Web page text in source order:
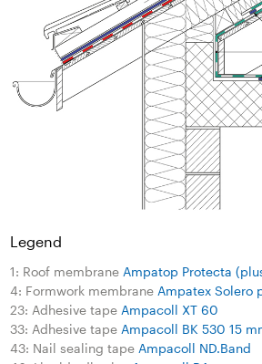
Legend
1: Roof membrane Ampatop Protecta
4: Formwork membrane Ampatex Solero
23: Adhesive tape Ampacoll XT 60
33: Adhesive tape Ampacoll BK 530 15
43: Nail sealing tape Ampacoll ND.Band